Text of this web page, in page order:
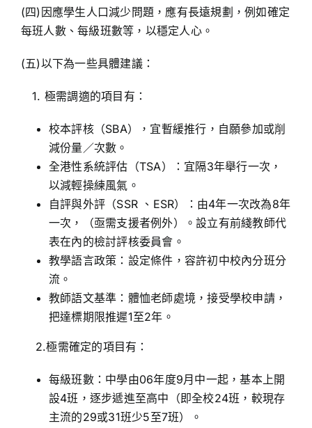
(四)因應學生人口減少問題，應有長遠規劃，例如確定
每班人數、每級班數等，以穩定人心。
(五)以下為一些具體建議：
1. 極需調適的項目有：
校本評核（SBA），宜暫緩推行，自願參加或削
減份量／次數。
全港性系統評估（TSA）：宜隔3年舉行一次，
以減輕操練風氣。
自評與外評（SSR 、ESR）：由4年一次改為8年
一次，（亟需支援者例外）。設立有前綫教師代
表在內的檢討評核委員會。
教學語言政策：設定條件，容許初中校內分班分
流。
教師語文基準：體恤老師處境，接受學校申請，
把達標期限推遲1至2年。
2.極需確定的項目有：
每級班數：中學由06年度9月中一起，基本上開
設4班，逐步遞進至高中（即全校24班，較現存
主流的29或31班少5至7班）。